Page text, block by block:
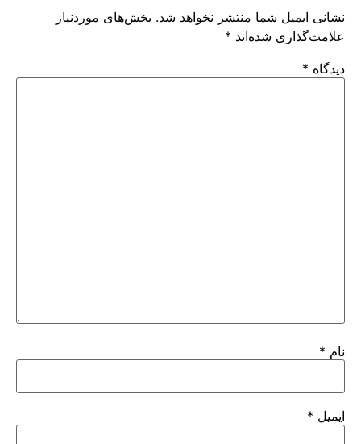
نشانی ایمیل شما منتشر نخواهد شد. بخش‌های موردنیاز
علامت‌گذاری شده‌اند *
دیدگاه *
نام *
ایمیل *